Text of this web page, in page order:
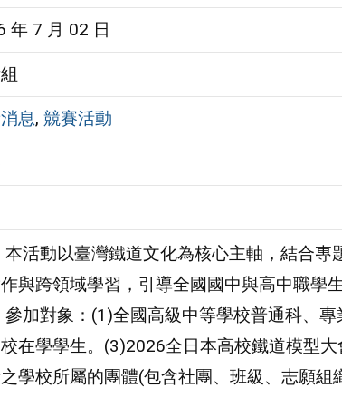
年 7 月 02 日
息, 競賽活動
本活動以臺灣鐵道文化為核心主軸，結合
與跨領域學習，引導全國國中與高中職學
參加對象：(1)全國高級中等學校普通科、
在學學生。(3)2026全日本高校鐵道模型
學校所屬的團體(包含社團、班級、志願